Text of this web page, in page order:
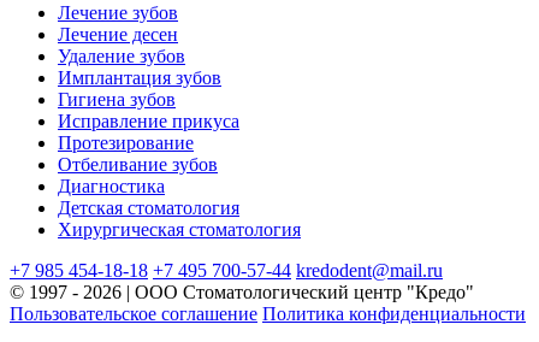
Лечение зубов
Лечение десен
Удаление зубов
Имплантация зубов
Гигиена зубов
Исправление прикуса
Протезирование
Отбеливание зубов
Диагностика
Детская стоматология
Хирургическая стоматология
+7 985 454-18-18 +7 495 700-57-44 kredodent@mail.ru
© 1997 - 2026 | ООО Стоматологический центр "Кредо"
Пользовательское соглашение Политика конфиденциальности